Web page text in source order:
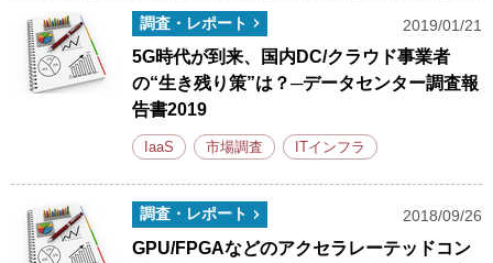
調査・レポート 2019/01/21
5G時代が到来、国内DC/クラウド事業者
の“生き残り策”は？─データセンター調査報
告書2019
IaaS 市場調査 ITインフラ
調査・レポート 2018/09/26
GPU/FPGAなどのアクセラレーテッドコン